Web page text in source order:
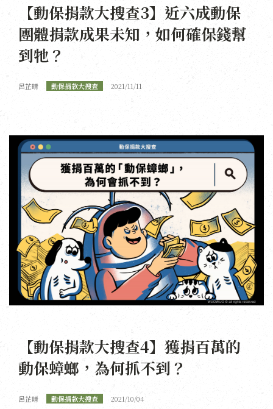
【動保捐款大搜查3】近六成動保
團體捐款成果未知，如何確保錢幫
到牠？
呂芷晴 動保捐款大搜查 2021/11/11
【動保捐款大搜查4】獲捐百萬的
動保蟑螂，為何抓不到？
呂芷晴 動保捐款大搜查 2021/10/04